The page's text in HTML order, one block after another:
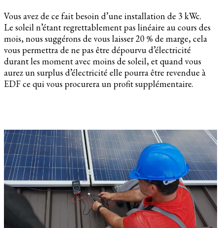
Vous avez de ce fait besoin d’une installation de 3 kWc.
Le soleil n’étant regrettablement pas linéaire au cours des
mois, nous suggérons de vous laisser 20 % de marge, cela
vous permettra de ne pas être dépourvu d’électricité
durant les moment avec moins de soleil, et quand vous
aurez un surplus d’électricité elle pourra être revendue à
EDF ce qui vous procurera un profit supplémentaire.